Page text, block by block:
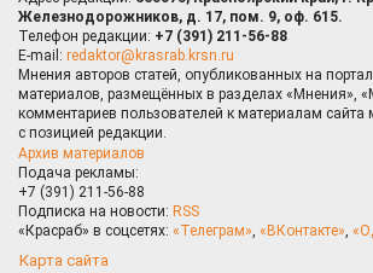
Железнодорожников, д. 17, пом. 9, оф. 615.
Телефон редакции: +7 (391) 211-56-88
E-mail: redaktor@krasrab.krsn.ru
Мнения авторов статей, опубликованных на
материалов, размещённых в разделах «Мнения»,
комментариев пользователей к материалам сайта
с позицией редакции.
Архив материалов
Подача рекламы:
+7 (391) 211-56-88
Подписка на новости: RSS
«Красраб» в соцсетях: «Телеграм», «ВКонтакте»,
Карта сайта